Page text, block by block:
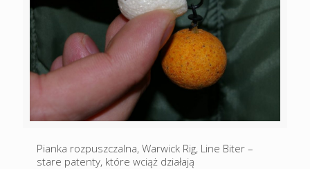
Pianka rozpuszczalna, Warwick Rig, Line Biter –
stare patenty, które wciąż działają